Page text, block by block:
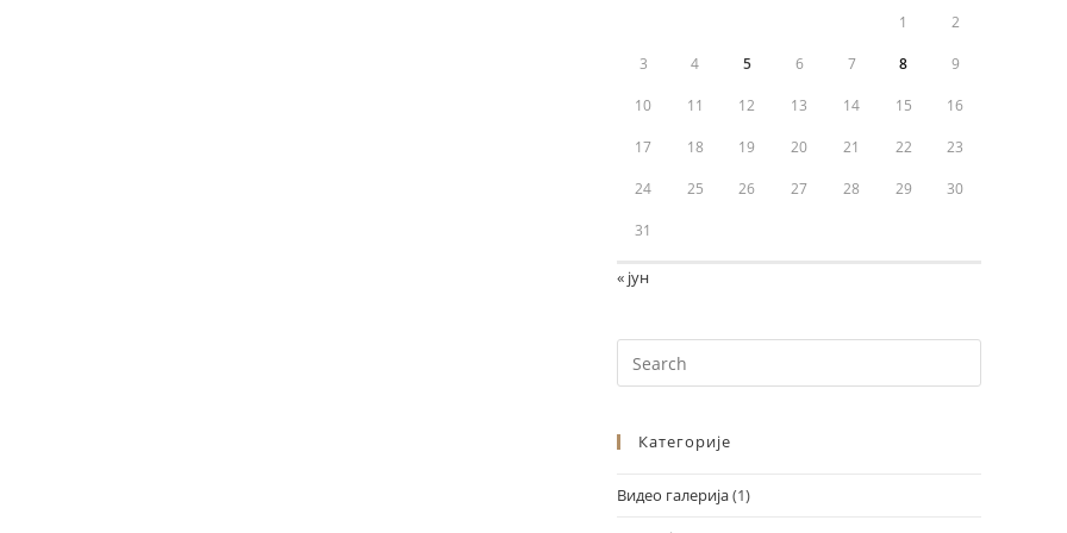
1 2
3 4 5 6 7 8 9
10 11 12 13 14 15 16
17 18 19 20 21 22 23
24 25 26 27 28 29 30
31
« јун
Категорије
Видео галерија(1)